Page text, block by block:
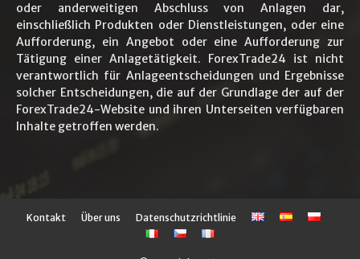
oder anderweitigen Abschluss von Anlagen dar,
einschließlich Produkten oder Dienstleistungen, oder eine
Aufforderung, ein Angebot oder eine Aufforderung zur
Tätigung einer Anlagetätigkeit. ForexTrade24 ist nicht
verantwortlich für Anlageentscheidungen und Ergebnisse
solcher Entscheidungen, die auf der Grundlage der auf der
ForexTrade24-Website und ihren Unterseiten verfügbaren
Inhalte getroffen werden.
Kontakt Über uns Datenschutzrichtlinie